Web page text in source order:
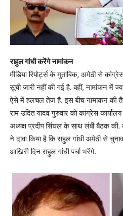
राहुल गांधी करेंगे नामांकन
मीडिया रिपोर्ट्स के मुताबिक, अमेठी से
सूची जारी नहीं की गई है. वहीं, नामांकन में
ऐसे में हलचल तेज है. इस बीच नामांकन की
राम उदित यादव गुरुवार को कांग्रेस
अध्यक्ष प्रदीप सिंघल के साथ लंबी बैठक की.
ने दावा किया है कि राहुल गांधी अमेठी से
आखिरी दिन राहुल गांधी पर्चा भरेंगे.